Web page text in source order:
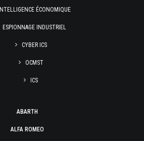
INTELLIGENCE ÉCONOMIQUE
ESPIONNAGE INDUSTRIEL
CYBER ICS
OCMST
ICS
ABARTH
ALFA ROMEO